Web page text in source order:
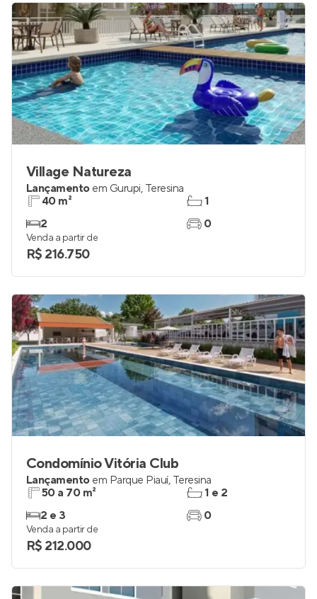
Village Natureza
Lançamento em Gurupi, Teresina
40 m²
2
1
0
Venda a partir de
R$ 216.750
Condomínio Vitória Club
Lançamento em Parque Piauí, Teresina
50 a 70 m²
2 e 3
1 e 2
0
Venda a partir de
R$ 212.000